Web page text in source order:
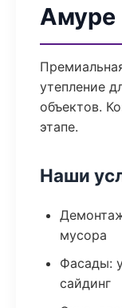
Амуре
утепление
объектов.
этапе.
Наши
мусора
Фасады:
сайдинг